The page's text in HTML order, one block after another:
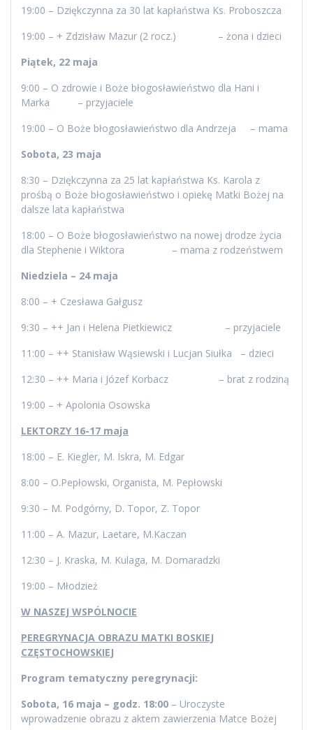
19:00 – Dziękczynna za 30 lat kapłaństwa Ks. Proboszcza
19:00 – + Zdzisław Mazur (2 rocz.) – żona i dzieci
Piątek, 22 maja
9:00 – O zdrowie i Boże błogosławieństwo dla Hani i
Marka – przyjaciele
19:00 – O Boże błogosławieństwo dla Andrzeja – mama
Sobota, 23 maja
8:30 – Dziękczynna za 25 lat kapłaństwa Ks. Karola z
prośbą o Boże błogosławieństwo i opiekę Matki Bożej na
dalsze lata kapłaństwa
18:00 – O Boże błogosławieństwo na nowej drodze życia
dla Stephenie i Wiktora – mama z rodzeństwem
Niedziela – 24 maja
8:00 – + Czesława Gałgusz
9:30 – ++ Jan i Helena Pietkiewicz – przyjaciele
11:00 – ++ Stanisław Wąsiewski i Lucjan Siułka – dzieci
12:30 – ++ Maria i Józef Korbacz – brat z rodziną
19:00 – + Apolonia Osowska
LEKTORZY 16-17 maja
18:00 – E. Kiegler, M. Iskra, M. Edgar
8:00 – O.Pepłowski, Organista, M. Pepłowski
9:30 – M. Podgórny, D. Topor, Z. Topor
11:00 – A. Mazur, Laetare, M.Kaczan
12:30 – J. Kraska, M. Kulaga, M. Domaradzki
19:00 – Młodzież
W NASZEJ WSPÓLNOCIE
PEREGRYNACJA OBRAZU MATKI BOSKIEJ
CZĘSTOCHOWSKIEJ
Program tematyczny peregrynacji:
Sobota, 16 maja – godz. 18:00 – Uroczyste
wprowadzenie obrazu z aktem zawierzenia Matce Bożej